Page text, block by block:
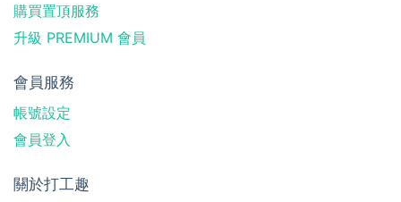
購買置頂服務
升級 PREMIUM 會員
會員服務
帳號設定
會員登入
關於打工趣